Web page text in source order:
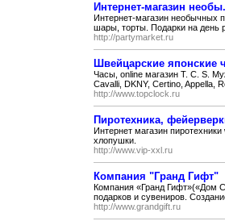
Интернет-магазин
Интернет-магазин необычных
шары, торты. Подарки на
http://partymarket.ru
Швейцарские японские
Часы, online магазин T. C. S.
Cavalli, DKNY, Certino, Appella,
http://www.topclock.ru
Пиротехника,
Интернет магазин
хлопушки.
http://www.vip-xxl.ru
Компания "Гранд Гифт"
Компания «Гранд Гифт»(«Дом
подарков и сувениров.
http://www.grandgift.ru